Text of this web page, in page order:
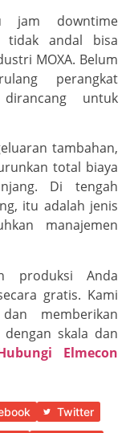
jam downtime
tidak andal bisa
MOXA. Belum
perangkat
untuk
tambahan,
total biaya
Di tengah
itu adalah jenis
manajemen
produksi Anda
gratis. Kami
memberikan
skala dan
Elmecon
Twitter